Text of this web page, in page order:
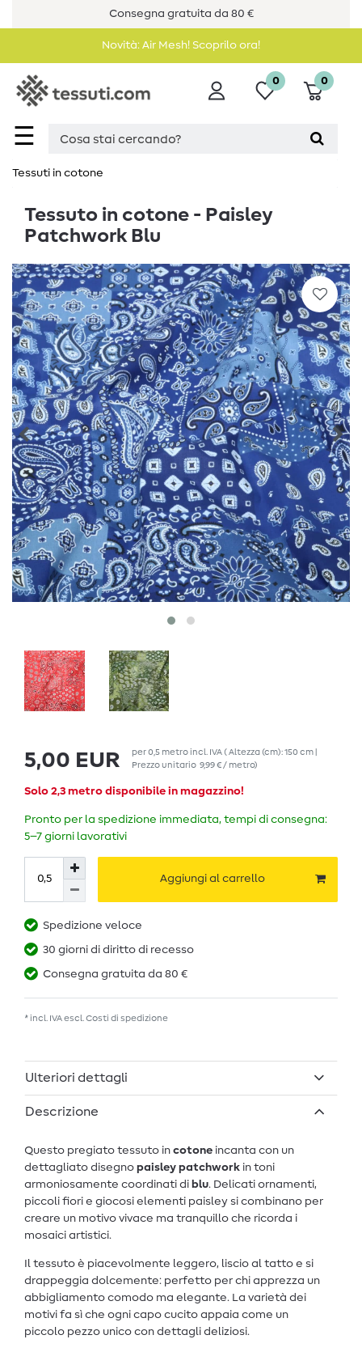
Consegna gratuita da 80 €
Novità: Air Mesh! Scoprilo ora!
☰
0 0
Tessuti in cotone
Tessuto in cotone - Paisley
Patchwork Blu
5,00 EUR per0,5 metroincl. IVA( Altezza (cm): 150 cm |
Prezzo unitario 9,99 € / metro)
Solo 2,3 metro disponibile in magazzino!
Pronto per la spedizione immediata, tempi di consegna:
5–7 giorni lavorativi
Aggiungi al carrello
Spedizione veloce
30 giorni di diritto di recesso
Consegna gratuita da 80 €
* incl. IVA escl. Costi di spedizione
Ulteriori dettagli
Descrizione
Questo pregiato tessuto in cotone incanta con un
dettagliato disegno paisley patchwork in toni
armoniosamente coordinati di blu. Delicati ornamenti,
piccoli fiori e giocosi elementi paisley si combinano per
creare un motivo vivace ma tranquillo che ricorda i
mosaici artistici.
Il tessuto è piacevolmente leggero, liscio al tatto e si
drappeggia dolcemente: perfetto per chi apprezza un
abbigliamento comodo ma elegante. La varietà dei
motivi fa sì che ogni capo cucito appaia come un
piccolo pezzo unico con dettagli deliziosi.